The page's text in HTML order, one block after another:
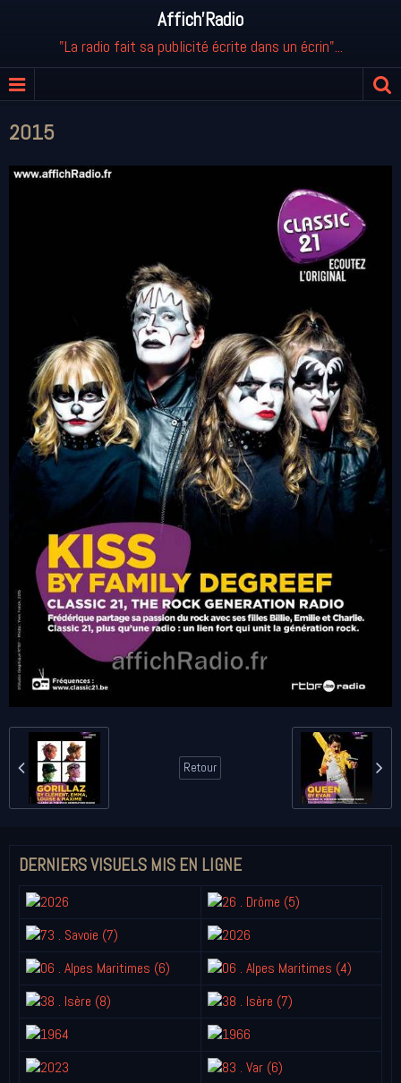
Affich'Radio
"La radio fait sa publicité écrite dans un écrin"...
2015
Retour
DERNIERS VISUELS MIS EN LIGNE